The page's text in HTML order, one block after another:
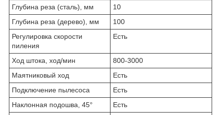
Глубина реза (сталь), мм
10
Глубина реза (дерево), мм
100
Регулировка скорости
пиления
Есть
Ход штока, ход/мин
800-3000
Маятниковый ход
Есть
Подключение пылесоса
Есть
Наклонная подошва, 45°
Есть